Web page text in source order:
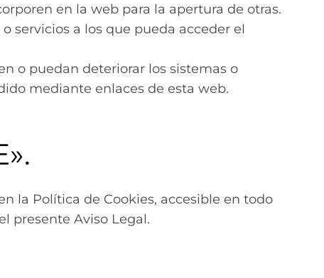
en la web para la apertura de otras.
servicios a los que pueda acceder el
o puedan deteriorar los sistemas o
mediante enlaces de esta web.
la Política de Cookies, accesible en todo
presente Aviso Legal.